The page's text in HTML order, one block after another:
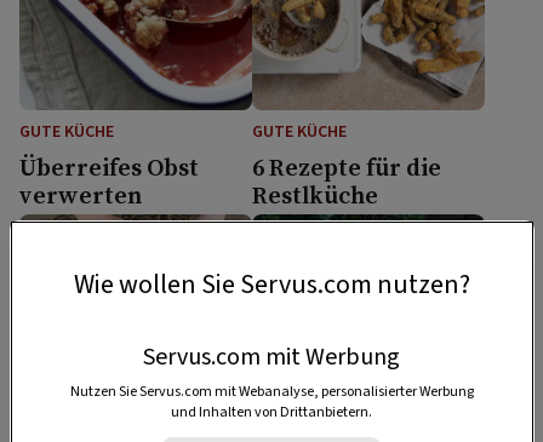
GUTE KÜCHE
Überreifes Obst
verwerten
GUTE KÜCHE
6 Rezepte für die
Restlküche
Wie wollen Sie Servus.com nutzen?
Servus.com mit Werbung
Nutzen Sie Servus.com mit Webanalyse, personalisierter Werbung
und Inhalten von Drittanbietern.